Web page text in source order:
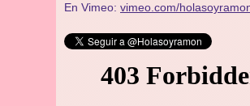
En Vimeo: vimeo.com/